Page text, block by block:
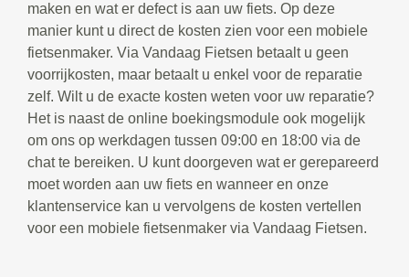
maken en wat er defect is aan uw fiets. Op deze
manier kunt u direct de kosten zien voor een mobiele
fietsenmaker. Via Vandaag Fietsen betaalt u geen
voorrijkosten, maar betaalt u enkel voor de reparatie
zelf. Wilt u de exacte kosten weten voor uw reparatie?
Het is naast de online boekingsmodule ook mogelijk
om ons op werkdagen tussen 09:00 en 18:00 via de
chat te bereiken. U kunt doorgeven wat er gerepareerd
moet worden aan uw fiets en wanneer en onze
klantenservice kan u vervolgens de kosten vertellen
voor een mobiele fietsenmaker via Vandaag Fietsen.